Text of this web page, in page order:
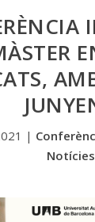
|
Notícies